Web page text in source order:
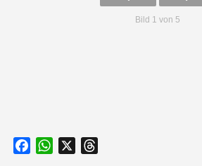
Bild 1 von 5
FacebookWhatsApp